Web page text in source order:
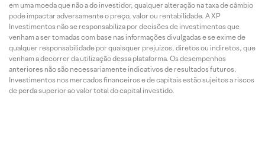
em uma moeda que não a do investidor, qualquer alteração na taxa de câmbio
pode impactar adversamente o preço, valor ou rentabilidade. A XP
Investimentos não se responsabiliza por decisões de investimentos que
venham a ser tomadas com base nas informações divulgadas e se exime de
qualquer responsabilidade por quaisquer prejuízos, diretos ou indiretos, que
venham a decorrer da utilização dessa plataforma. Os desempenhos
anteriores não são necessariamente indicativos de resultados futuros.
Investimentos nos mercados financeiros e de capitais estão sujeitos a riscos
de perda superior ao valor total do capital investido.